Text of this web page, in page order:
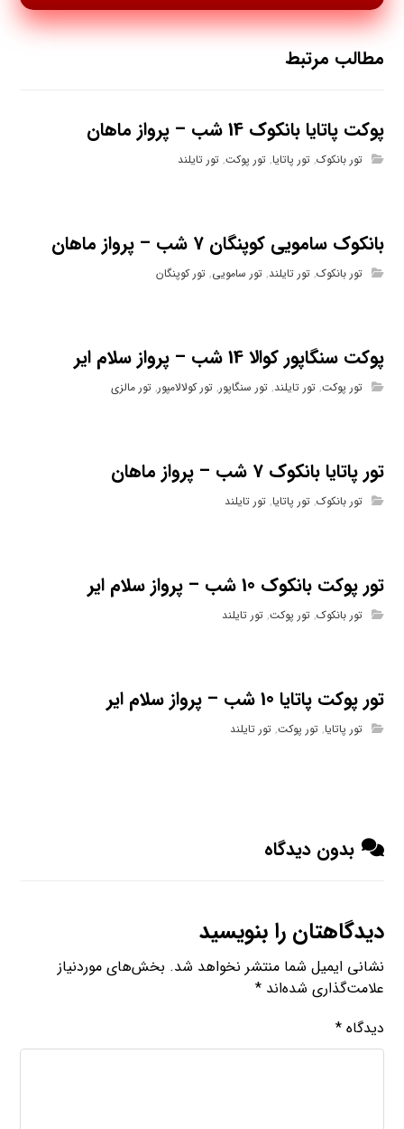
مطالب مرتبط
پوکت پاتایا بانکوک 14 شب – پرواز ماهان
تور بانکوک,تور پاتایا,تور پوکت,تور تایلند
بانکوک سامویی کوپنگان 7 شب – پرواز ماهان
تور بانکوک,تور تایلند,تور سامویی,تور کوپنگان
پوکت سنگاپور کوالا 14 شب – پرواز سلام ایر
تور پوکت,تور تایلند,تور سنگاپور,تور کولالامپور,تور مالزی
تور پاتایا بانکوک 7 شب – پرواز ماهان
تور بانکوک,تور پاتایا,تور تایلند
تور پوکت بانکوک 10 شب – پرواز سلام ایر
تور بانکوک,تور پوکت,تور تایلند
تور پوکت پاتایا 10 شب – پرواز سلام ایر
تور پاتایا,تور پوکت,تور تایلند
بدون دیدگاه
دیدگاهتان را بنویسید
نشانی ایمیل شما منتشر نخواهد شد. بخش‌های موردنیاز
علامت‌گذاری شده‌اند*
دیدگاه*